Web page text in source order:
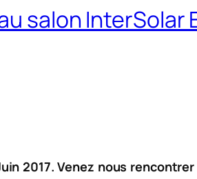
salon InterSolar
2017. Venez nous